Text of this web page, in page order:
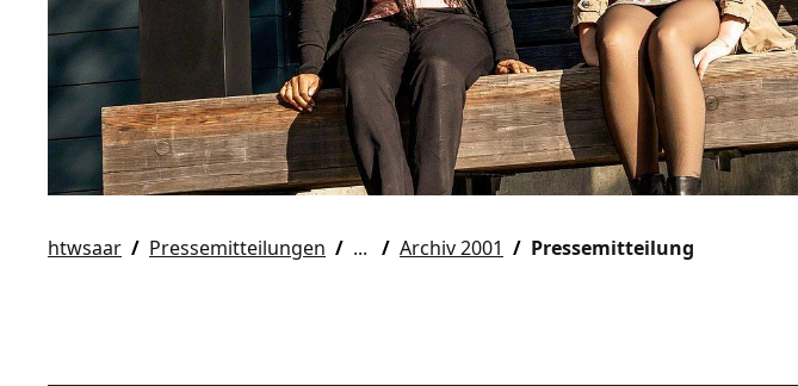
htwsaar Pressemitteilungen Archiv 2001 Pressemitteilung